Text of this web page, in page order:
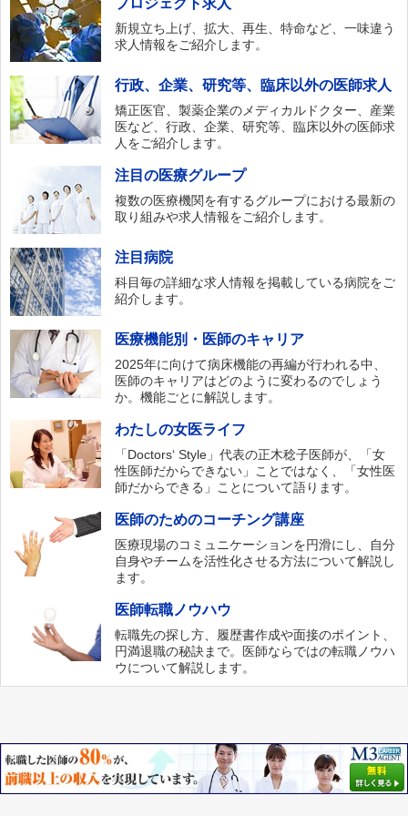
新規立ち上げ、拡大、再生、特命など、一味違う
求人情報をご紹介します。
行政、企業、研究等、臨床以外の医師求人
矯正医官、製薬企業のメディカルドクター、産業
医など、行政、企業、研究等、臨床以外の医師求
人をご紹介します。
注目の医療グループ
複数の医療機関を有するグループにおける最新の
取り組みや求人情報をご紹介します。
注目病院
科目毎の詳細な求人情報を掲載している病院をご
紹介します。
医療機能別・医師のキャリア
2025年に向けて病床機能の再編が行われる中、
医師のキャリアはどのように変わるのでしょう
か。機能ごとに解説します。
わたしの女医ライフ
「Doctors‘ Style」代表の正木稔子医師が、「女
性医師だからできない」ことではなく、「女性医
師だからできる」ことについて語ります。
医師のためのコーチング講座
医療現場のコミュニケーションを円滑にし、自分
自身やチームを活性化させる方法について解説し
ます。
医師転職ノウハウ
転職先の探し方、履歴書作成や面接のポイント、
円満退職の秘訣まで。医師ならではの転職ノウハ
ウについて解説します。